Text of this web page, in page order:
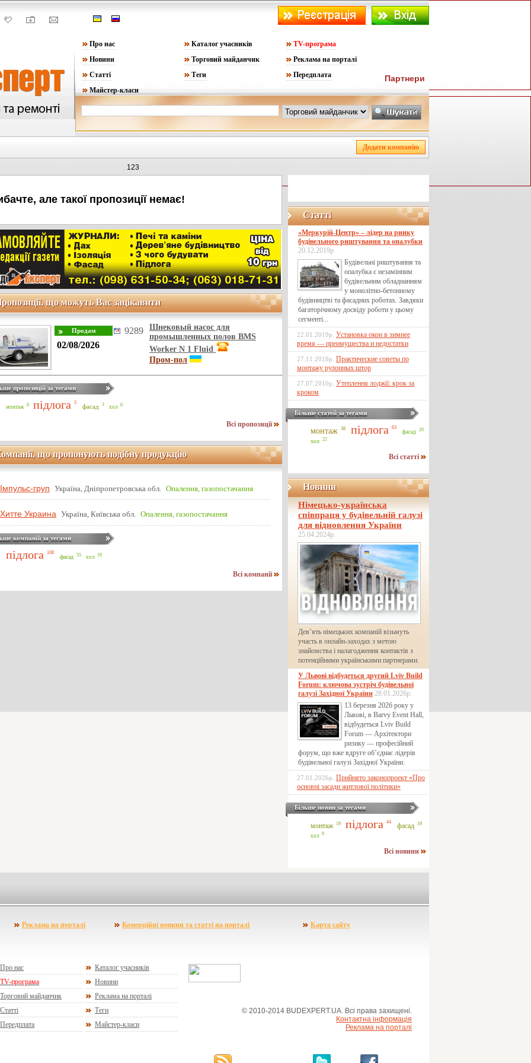
Про нас Каталог учасників
TV-програма
Новини
Торговий майданчик
Реклама на порталі
Статті
Теги
Передплата
Майстер-класи
Партнери
123
але такої пропозиції немає!
що можуть Вас зацікавити
02/08/2026
9289
Шнековый насос для
промышленных полов BMS
Worker N 1 Fluid
Пром-пол
пропозицій за тегами
монтаж 0 підлога 5
фасад 1 хол 0
Всі пропозиції
що пропонують подібну продукцію
Імпульс-груп Україна, Дніпропетровська обл. Опалення, газопостачання
Хитте Украина Україна, Київська обл. Опалення, газопостачання
компаній за тегами
підлога 108
фасад 55 хол 19
Всі компанії
Статті
«Меркурій-Центр» – лідер на ринку
будівельного риштування та опалубки
20.12.2019р.
Будівельні риштування та
опалубка є незамінним
будівельним обладнанням
у монолітно-бетонному
будівництві та фасадних роботах. Завдяки
багаторічному досвіду роботи у цьому
сегменті...
22.01.2019р. Установка окон в зимнее
время — преимущества и недостатки
27.11.2018р. Практические советы по
монтажу рулонных штор
27.07.2010р. Утеплення лоджії: крок за
кроком
Більше статей за тегами
монтаж 38 підлога 63
фасад 20
хол 22
Всі статті
Новини
Німецько-українська
співпраця у будівельній галузі
для відновлення України
25.04.2024р.
Дев’ять німецьких компаній візьмуть
участь в онлайн-заходах з метою
знайомства і налагодження контактів з
потенційними українськими партнерами.
У Львові відбудеться другий Lviv Build
Forum: ключова зустріч будівельної
галузі Західної України 28.01.2026р.
13 березня 2026 року у
Львові, в Barvy Event Hall,
відбудеться Lviv Build
Forum — Архітектори
ризику — професійний
форум, що вже вдруге об’єднає лідерів
будівельної галузі Західної України.
27.01.2026р. Прийнято законопроект «Про
основні засади житлової політики»
Більше новин за тегами
монтаж 19 підлога 44 фасад 19
хол 9
Всі новини
Реклама на порталі Комерційні новини та статті на порталі Карта сайту
Про нас
Каталог учасників
TV-програма
Новини
Торговий майданчик
Реклама на порталі
Статті
Теги
Передплата
Майстер-класи
© 2010-2014 BUDEXPERT.UA. Всі права захищені.
Контактна інформація
Реклама на порталі